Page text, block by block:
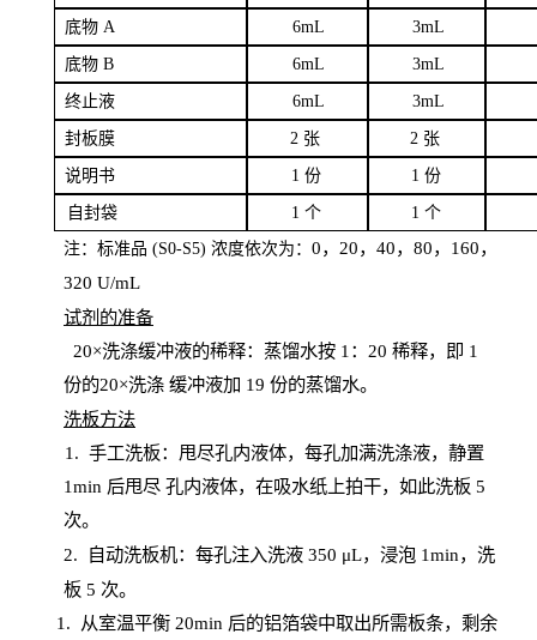
底物A 6mL 3mL
底物B 6mL 3mL
终止液 6mL 3mL
封板膜 2 张 2 张
说明书 1 份 1 份
自封袋 1 个 1 个
注：标准品 (S0-S5) 浓度依次为： 0，20，40，80，160，
320 U/mL
试剂的准备
20×洗涤缓冲液的稀释：蒸馏水按 1：20 稀释，即 1
份的20×洗涤 缓冲液加 19 份的蒸馏水。
洗板方法
1. 手工洗板：甩尽孔内液体，每孔加满洗涤液，静置
1min 后甩尽 孔内液体，在吸水纸上拍干，如此洗板 5
次。
2.
自动洗板机：每孔注入洗液 350 μL，浸泡 1min，洗
板 5 次。
1 . 从室温平衡 20min 后的铝箔袋中取出所需板条，剩余